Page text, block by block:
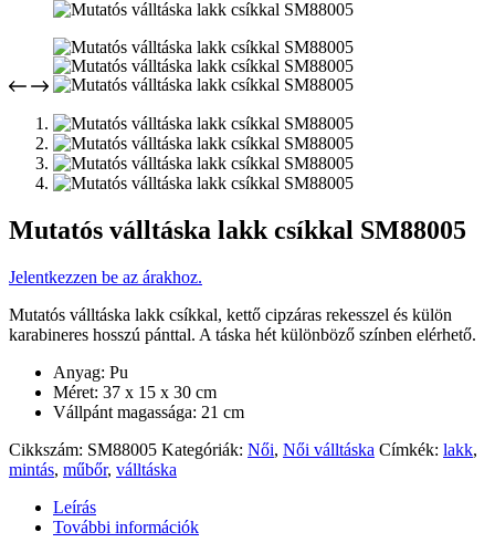
Mutatós válltáska lakk csíkkal SM88005
Jelentkezzen be az árakhoz.
Mutatós válltáska lakk csíkkal, kettő cipzáras rekesszel és külön
karabineres hosszú pánttal. A táska hét különböző színben elérhető.
Anyag: Pu
Méret: 37 x 15 x 30 cm
Vállpánt magassága: 21 cm
Cikkszám: SM88005 Kategóriák: Női, Női válltáska Címkék: lakk,
mintás, műbőr, válltáska
Leírás
További információk